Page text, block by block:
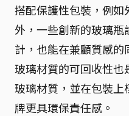
搭配保護性包裝，例
外，一些創新的玻璃
計，也能在兼顧質感的
玻璃材質的可回收性
玻璃材質，並在包裝
牌更具環保責任感。